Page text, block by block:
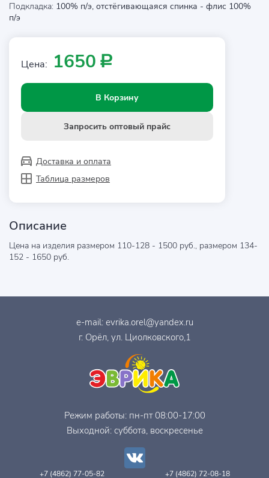
Подкладка: 100% п/э, отстёгивающаяся спинка - флис 100%
п/э
Цена: 1650 Р
В Корзину
Запросить оптовый прайс
Доставка и оплата
Таблица размеров
Описание
Цена на изделия размером 110-128 - 1500 руб., размером 134-
152 - 1650 руб.
+7 (4862) 77-05-82 +7 (4862) 72-08-18
e-mail: evrika.orel@yandex.ru
г. Орёл, ул. Циолковского,1
Режим работы: пн-пт 08:00-17:00
Выходной: суббота, воскресенье